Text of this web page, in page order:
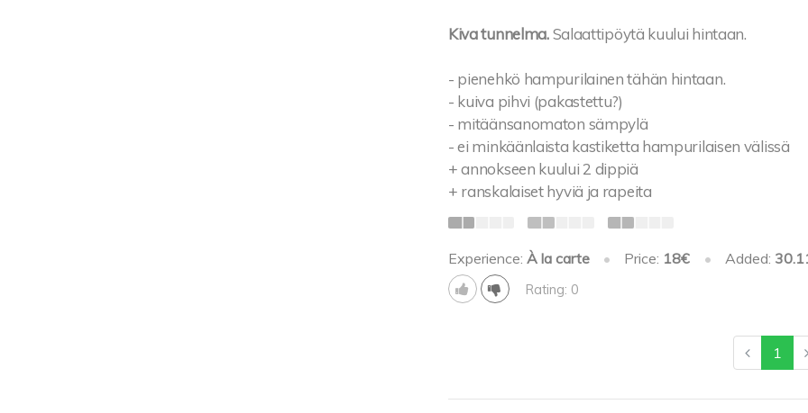
Kiva tunnelma. Salaattipöytä kuului hintaan.
- pienehkö hampurilainen tähän hintaan.
- kuiva pihvi (pakastettu?)
- mitäänsanomaton sämpylä
- ei minkäänlaista kastiketta hampurilaisen välissä
+ annokseen kuului 2 dippiä
+ ranskalaiset hyviä ja rapeita
Experience: À la carte • Price: 18€ • Added:
Rating: 0
1